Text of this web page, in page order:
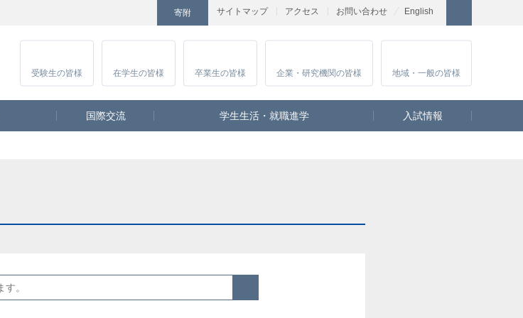
サイトマップ アクセス お問い合わせ
寄附 English
Instagram
受験生の皆様 在学生の皆様 卒業生の皆様 企業・研究機関の皆様 地域・一般の皆様
国際交流 学生生活・就職進学 入試情報